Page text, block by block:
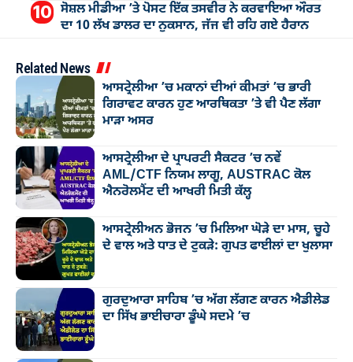
ਸੋਸ਼ਲ ਮੀਡੀਆ ’ਤੇ ਪੋਸਟ ਇੱਕ ਤਸਵੀਰ ਨੇ ਕਰਵਾਇਆ ਔਰਤ
ਦਾ 10 ਲੱਖ ਡਾਲਰ ਦਾ ਨੁਕਸਾਨ, ਜੱਜ ਵੀ ਰਹਿ ਗਏ ਹੈਰਾਨ
Related News
ਆਸਟ੍ਰੇਲੀਆ ’ਚ ਮਕਾਨਾਂ ਦੀਆਂ ਕੀਮਤਾਂ ’ਚ ਭਾਰੀ
ਗਿਰਾਵਟ ਕਾਰਨ ਹੁਣ ਆਰਥਿਕਤਾ ’ਤੇ ਵੀ ਪੈਣ ਲੱਗਾ
ਮਾੜਾ ਅਸਰ
ਆਸਟ੍ਰੇਲੀਆ ਦੇ ਪ੍ਰਾਪਰਟੀ ਸੈਕਟਰ ’ਚ ਨਵੇਂ
AML/CTF ਨਿਯਮ ਲਾਗੂ, AUSTRAC ਕੋਲ
ਐਨਰੋਲਮੈਂਟ ਦੀ ਆਖਰੀ ਮਿਤੀ ਕੱਲ੍ਹ
ਆਸਟ੍ਰੇਲੀਅਨ ਭੋਜਨ ’ਚ ਮਿਲਿਆ ਘੋੜੇ ਦਾ ਮਾਸ, ਚੂਹੇ
ਦੇ ਵਾਲ ਅਤੇ ਧਾਤ ਦੇ ਟੁਕੜੇ: ਗੁਪਤ ਫਾਈਲਾਂ ਦਾ ਖੁਲਾਸਾ
ਗੁਰਦੁਆਰਾ ਸਾਹਿਬ ’ਚ ਅੱਗ ਲੱਗਣ ਕਾਰਨ ਐਡੀਲੇਡ
ਦਾ ਸਿੱਖ ਭਾਈਚਾਰਾ ਡੂੰਘੇ ਸਦਮੇ ’ਚ